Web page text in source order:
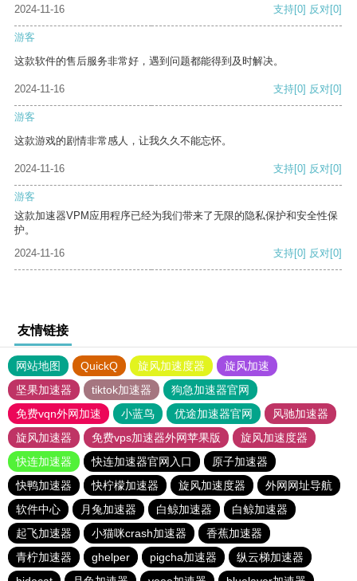
2024-11-16
支持[0] 反对[0]
游客
这款软件的售后服务非常好，遇到问题都能得到及时解决。
2024-11-16 支持[0] 反对[0]
游客
这款游戏的剧情非常感人，让我久久不能忘怀。
2024-11-16 支持[0] 反对[0]
游客
这款加速器VPM应用程序已经为我们带来了无限的隐私保护和安全性保
护。
2024-11-16
支持[0] 反对[0]
友情链接
网站地图 QuickQ 旋风加速度器
旋风加速
坚果加速器
tiktok加速器
狗急加速器官网
免费vqn外网加速
小蓝鸟 优途加速器官网
风驰加速器
旋风加速器
免费vps加速器外网苹果版
旋风加速度器
快连加速器
快连加速器官网入口
原子加速器
快鸭加速器
快柠檬加速器 旋风加速度器
外网网址导航
软件中心
月兔加速器 白鲸加速器
白鲸加速器
起飞加速器
小猫咪crash加速器
香蕉加速器
青柠加速器
ghelper pigcha加速器
纵云梯加速器